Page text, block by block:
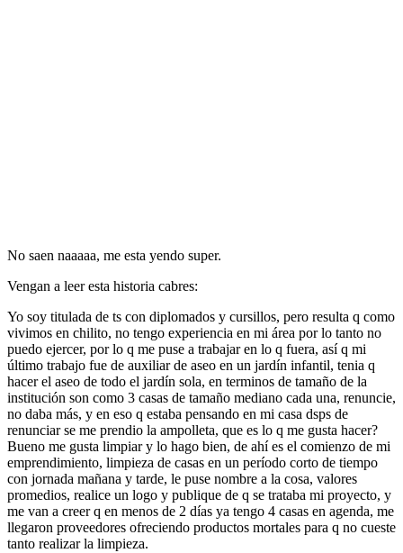
No saen naaaaa, me esta yendo super.
Vengan a leer esta historia cabres:
Yo soy titulada de ts con diplomados y cursillos, pero resulta q como
vivimos en chilito, no tengo experiencia en mi área por lo tanto no
puedo ejercer, por lo q me puse a trabajar en lo q fuera, así q mi
último trabajo fue de auxiliar de aseo en un jardín infantil, tenia q
hacer el aseo de todo el jardín sola, en terminos de tamaño de la
institución son como 3 casas de tamaño mediano cada una, renuncie,
no daba más, y en eso q estaba pensando en mi casa dsps de
renunciar se me prendio la ampolleta, que es lo q me gusta hacer?
Bueno me gusta limpiar y lo hago bien, de ahí es el comienzo de mi
emprendimiento, limpieza de casas en un período corto de tiempo
con jornada mañana y tarde, le puse nombre a la cosa, valores
promedios, realice un logo y publique de q se trataba mi proyecto, y
me van a creer q en menos de 2 días ya tengo 4 casas en agenda, me
llegaron proveedores ofreciendo productos mortales para q no cueste
tanto realizar la limpieza.